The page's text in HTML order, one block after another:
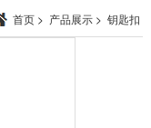
首页 > 产品展示 > 钥匙扣